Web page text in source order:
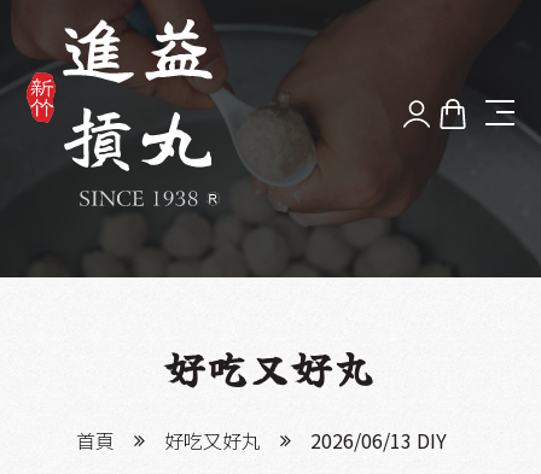
品牌故事
最新消息
服務據點
好吃又好丸
首頁 好吃又好丸 2026/06/13 DIY